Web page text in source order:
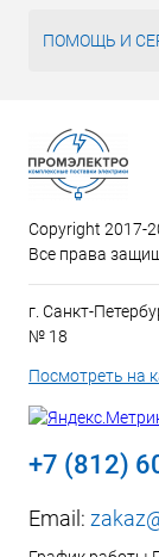
ПОМОЩЬ И
Copyright 2017-
Все права
г. Санкт-
№ 18
Посмотреть на
+7 (812)
Email: